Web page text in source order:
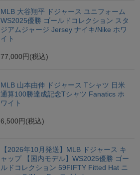
MLB 大谷翔平 ドジャース ユニフォーム
WS2025優勝 ゴールドコレクション スタ
ジアムジャージ Jersey ナイキ/Nike ホワ
イト
77,000円 (税込)
MLB 山本由伸 ドジャース Tシャツ 日米
通算100勝達成記念Tシャツ Fanatics ホ
ワイト
6,500円 (税込)
【2026年10月発送】MLB ドジャース キ
ャップ 【国内モデル】WS2025優勝 ゴー
ルドコレクション 59FIFTY Fitted Hat ニ